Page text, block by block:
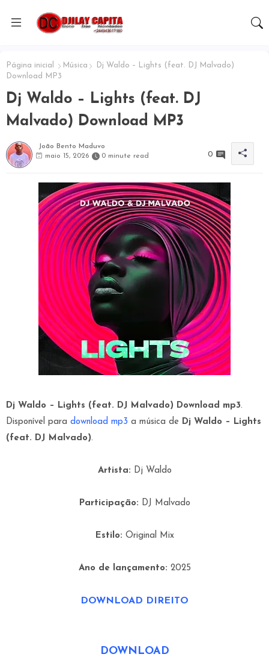
Página inicial Música
Dj Waldo – Lights (feat. DJ Malvado)
Download MP3
Dj Waldo – Lights (feat. DJ
Malvado) Download MP3
João Bento Maduvo
maio 15, 2026
0 minute read 0
Dj Waldo – Lights (feat. DJ Malvado) Download mp3.
Disponível para download mp3 a música de Dj Waldo – Lights
(feat. DJ Malvado).
Artista: Dj Waldo
Participação: DJ Malvado
Estilo: Original Mix
Ano de lançamento: 2025
DOWNLOAD DIREITO
DOWNLOAD